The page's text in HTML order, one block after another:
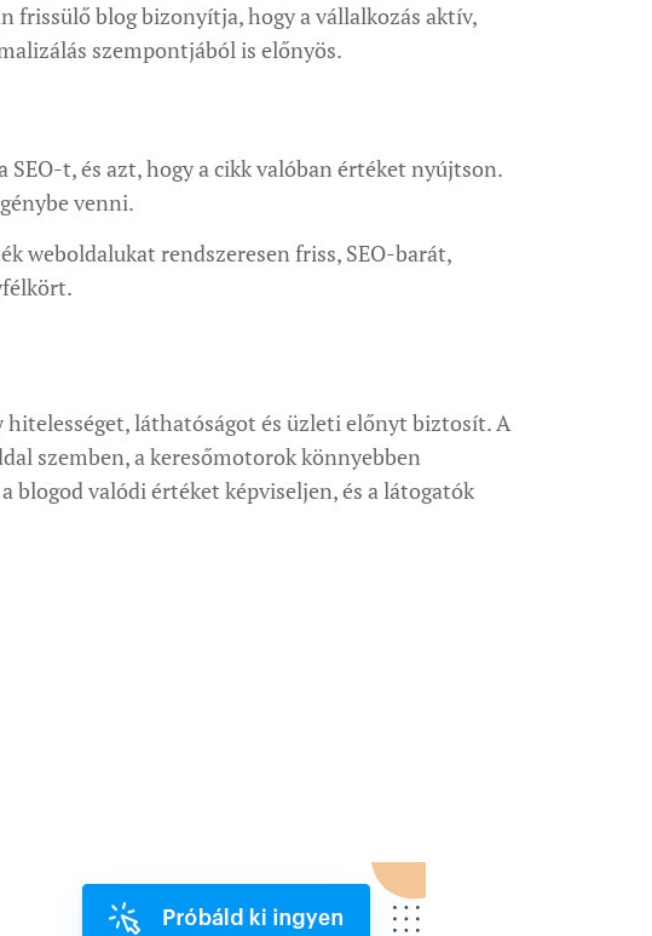
frissülő blog bizonyítja, hogy a vállalkozás aktív,
szempontjából is előnyös.
t, és azt, hogy a cikk valóban értéket nyújtson.
venni.
weboldalukat rendszeresen friss, SEO-barát,
hitelességet, láthatóságot és üzleti előnyt biztosít. A
szemben, a keresőmotorok könnyebben
blogod valódi értéket képviseljen, és a látogatók